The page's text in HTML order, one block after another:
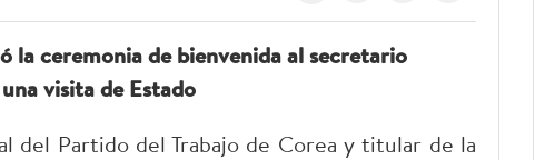
la ceremonia de bienvenida al secretario
visita de Estado
del Partido del Trabajo de Corea y titular de la